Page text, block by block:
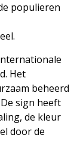
populieren
Het
beheerd
sign heeft
de kleur
door de